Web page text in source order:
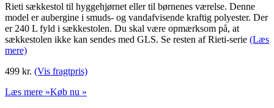
Rieti sækkestol til hyggehjørnet eller til børnenes værelse. Denne
model er aubergine i smuds- og vandafvisende kraftig polyester. Der
er 240 L fyld i sækkestolen. Du skal være opmærksom på, at
sækkestolen ikke kan sendes med GLS. Se resten af Rieti-serie (Læs
mere)
499 kr. (Vis fragtpris)
Læs mere »Køb nu »